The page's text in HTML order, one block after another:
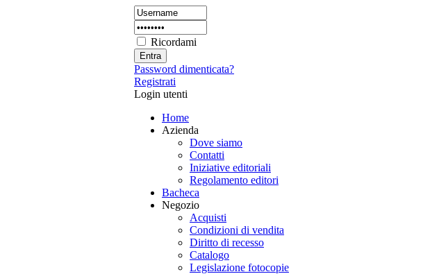
Ricordami
Password dimenticata?
Registrati
Login utenti
Home
Azienda
Dove siamo
Contatti
Iniziative editoriali
Regolamento editori
Bacheca
Negozio
Acquisti
Condizioni di vendita
Diritto di recesso
Catalogo
Legislazione fotocopie